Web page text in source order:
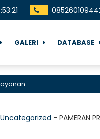
53:22
GALERI DATABASE
Uncategorized - PAMERAN